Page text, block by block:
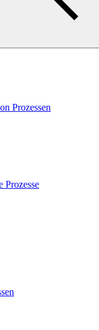
Prozessen
Prozesse